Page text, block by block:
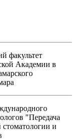
факультет
Академии в
"Передача
и